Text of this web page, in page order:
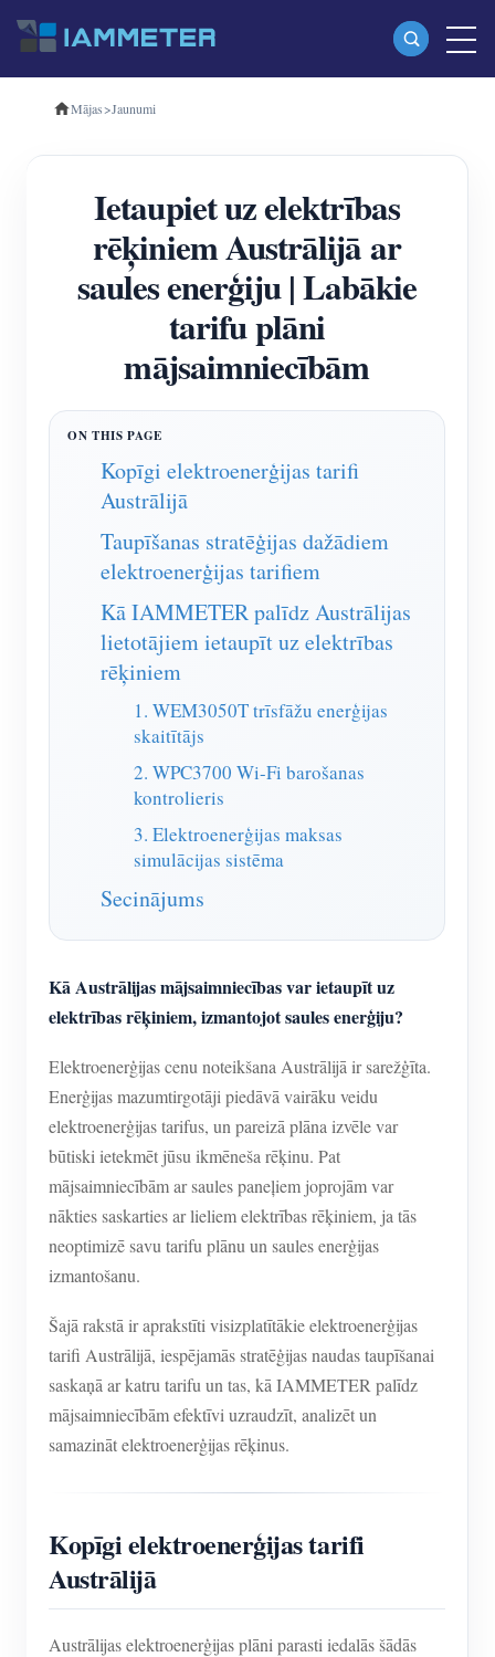
Produkti
Trīsfāzu Wi-Fi enerģijas mērītājs (WEM3080T)
Trīsfāzu Wi-Fi enerģijas mērītājs (WEM3046T)
Trīsfāzu Wi-Fi enerģijas mērītājs (WEM3050T)
WiFi barošanas kontrolieris
IAMMETER Cloud Pro
EV lādētājs
IAMMETER simulators
Virtuālais skaitītājs
Enerģijas prognozēšanas un simulācijas sistēma
Lietojumprogrammas
Saules PV sistēmas enerģijas monitors
Elektrības patēriņa monitors
PV sildītāja vadības sistēma
Mājas automatizācija
Rūpnīcas enerģijas uzraudzība
Veikals
Resursi
Produkta īsais ievads
Apmācības video
FAQ
Jaunumi
Blogi
kopiena
Izpētīt
Atlīdzības programma
Sazināties
Par mums
Mājas>Jaunumi
Ietaupiet uz elektrības
rēķiniem Austrālijā ar
saules enerģiju | Labākie
tarifu plāni
mājsaimniecībām
Kopīgi elektroenerģijas tarifi
Austrālijā
Taupīšanas stratēģijas dažādiem
elektroenerģijas tarifiem
Kā IAMMETER palīdz Austrālijas
lietotājiem ietaupīt uz elektrības
rēķiniem
1. WEM3050T trīsfāžu enerģijas
skaitītājs
2. WPC3700 Wi-Fi barošanas
kontrolieris
3. Elektroenerģijas maksas
simulācijas sistēma
Secinājums
Kā Austrālijas mājsaimniecības var ietaupīt uz
elektrības rēķiniem, izmantojot saules enerģiju?
Elektroenerģijas cenu noteikšana Austrālijā ir sarežģīta.
Enerģijas mazumtirgotāji piedāvā vairāku veidu
elektroenerģijas tarifus, un pareizā plāna izvēle var
būtiski ietekmēt jūsu ikmēneša rēķinu. Pat
mājsaimniecībām ar saules paneļiem joprojām var
nākties saskarties ar lieliem elektrības rēķiniem, ja tās
neoptimizē savu tarifu plānu un saules enerģijas
izmantošanu.
Šajā rakstā ir aprakstīti visizplatītākie elektroenerģijas
tarifi Austrālijā, iespējamās stratēģijas naudas taupīšanai
saskaņā ar katru tarifu un tas, kā IAMMETER palīdz
mājsaimniecībām efektīvi uzraudzīt, analizēt un
samazināt elektroenerģijas rēķinus.
Kopīgi elektroenerģijas tarifi
Austrālijā
Austrālijas elektroenerģijas plāni parasti iedalās šādās